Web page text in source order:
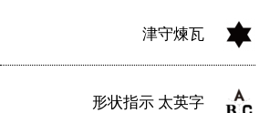
津守煉瓦
形状指示 太英字